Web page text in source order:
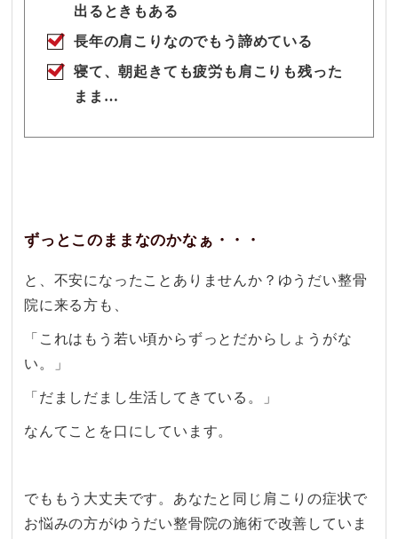
出るときもある
長年の肩こりなのでもう諦めている
寝て、朝起きても疲労も肩こりも残った
まま…
ずっとこのままなのかなぁ・・・
と、不安になったことありませんか？ ゆうだい整骨
院に来る方も、
「これはもう若い頃からずっとだからしょうがな
い。」
「だましだまし生活してきている。」
なんてことを口にしています。
でももう大丈夫です。あなたと同じ肩こりの症状で
お悩みの方がゆうだい整骨院の施術で改善していま